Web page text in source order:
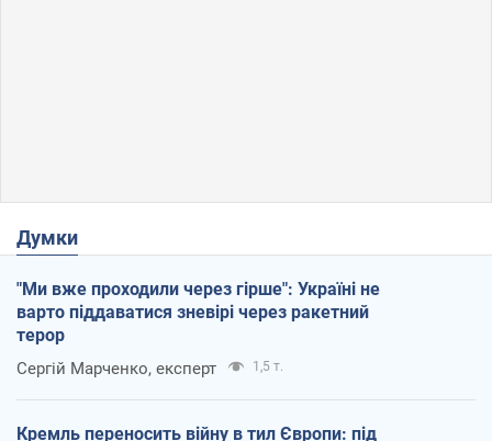
Думки
"Ми вже проходили через гірше": Україні не
варто піддаватися зневірі через ракетний
терор
Сергій Марченко, експерт 1,5 т.
Кремль переносить війну в тил Європи: під